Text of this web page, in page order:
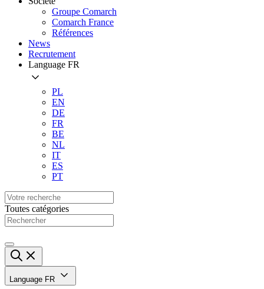
Groupe Comarch
Comarch France
Références
News
Recrutement
Language FR
PL
EN
DE
FR
BE
NL
IT
ES
PT
Toutes catégories
Language FR